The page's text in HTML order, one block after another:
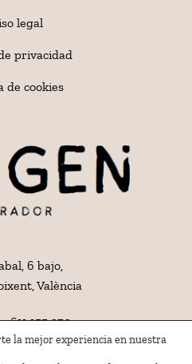
legal
privacidad
de cookies
6 bajo,
València
611 155 270
la mejor experiencia en nuestra